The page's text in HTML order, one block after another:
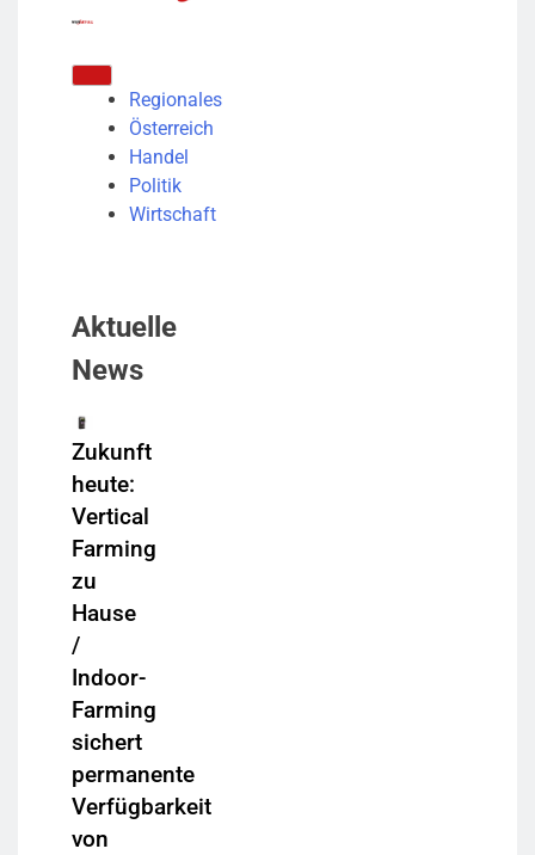
Regionales
Österreich
Handel
Politik
Wirtschaft
Aktuelle
News
Zukunft
heute:
Vertical
Farming
zu
Hause
/
Indoor-
Farming
sichert
permanente
Verfügbarkeit
von